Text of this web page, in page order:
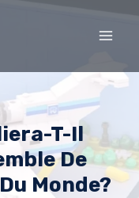
T-Il
De
Monde?